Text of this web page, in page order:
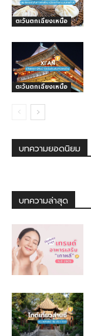
ตะวันตกเฉียงเหนือ
ตะวันตกเฉียงเหนือ
บทความยอดนิยม
บทความล่าสุด